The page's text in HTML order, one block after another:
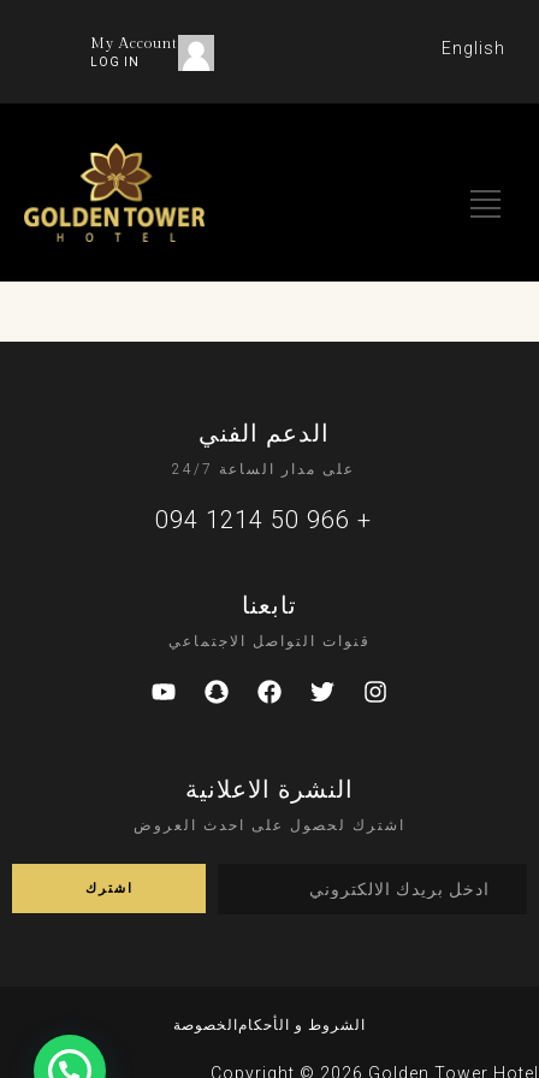
English
My Account
LOG IN
الدعم الفني
على مدار الساعة 24/7
+ 966 50 1214 094
تابعنا
قنوات التواصل الاجتماعي
النشرة الاعلانية
اشترك لحصول على احدث العروض
الشروط و الأحكام الخصوصة